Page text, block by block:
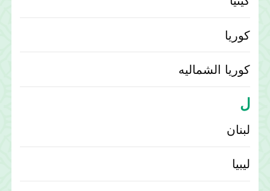
كوريا
كوريا الشماليه
ل
لبنان
ليبيا